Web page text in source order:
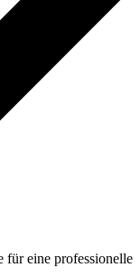
für eine professionelle